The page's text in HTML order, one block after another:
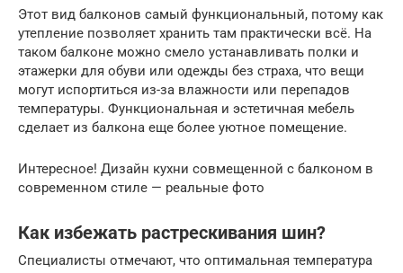
Этот вид балконов самый функциональный, потому как
утепление позволяет хранить там практически всё. На
таком балконе можно смело устанавливать полки и
этажерки для обуви или одежды без страха, что вещи
могут испортиться из-за влажности или перепадов
температуры. Функциональная и эстетичная мебель
сделает из балкона еще более уютное помещение.
Интересное! Дизайн кухни совмещенной с балконом в
современном стиле — реальные фото
Как избежать растрескивания шин?
Специалисты отмечают, что оптимальная температура